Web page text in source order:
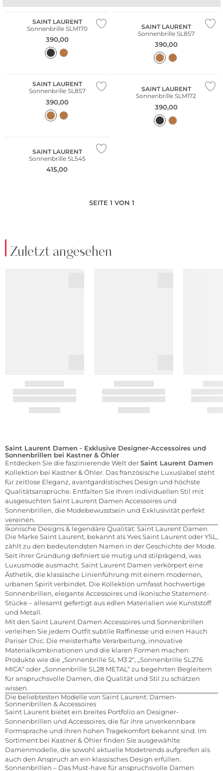
SAINT LAURENT
Sonnenbrille SLM170
390,00
SAINT LAURENT
Sonnenbrille SL857
390,00
SAINT LAURENT
Sonnenbrille SL857
390,00
SAINT LAURENT
Sonnenbrille SLM172
390,00
SAINT LAURENT
Sonnenbrille SL545
415,00
SEITE 1 VON 1
Zuletzt angesehen
Saint Laurent Damen - Exklusive Designer-Accessoires und
Sonnenbrillen bei Kastner & Öhler
Entdecken Sie die faszinierende Welt derSaint Laurent Damen
Kollektion bei Kastner & Öhler. Das französische Luxuslabel steht
für zeitlose Eleganz, avantgardistisches Design und höchste
Qualitätsansprüche. Entfalten Sie Ihren individuellen Stil mit
ausgesuchten Saint Laurent Damen Accessoires und
Sonnenbrillen, die Modebewusstsein und Exklusivität perfekt
vereinen.
Ikonische Designs & legendäre Qualität: Saint Laurent Damen
Die Marke Saint Laurent, bekannt als Yves Saint Laurent oder YSL,
zählt zu den bedeutendsten Namen in der Geschichte der Mode.
Seit ihrer Gründung definiert sie mutig und stilprägend, was
Luxusmode ausmacht. Saint Laurent Damen verkörpert eine
Ästhetik, die klassische Linienführung mit einem modernen,
urbanen Spirit verbindet. Die Kollektion umfasst hochwertige
Sonnenbrillen, elegante Accessoires und ikonische Statement-
Stücke – allesamt gefertigt aus edlen Materialien wie Kunststoff
und Metall.
Mit den Saint Laurent Damen Accessoires und Sonnenbrillen
verleihen Sie jedem Outfit subtile Raffinesse und einen Hauch
Pariser Chic. Die meisterhafte Verarbeitung, innovative
Materialkombinationen und die klaren Formen machen
Produkte wie die „Sonnenbrille SL M3 2“, „Sonnenbrille SL276
MICA“ oder „Sonnenbrille SL28 METAL“ zu begehrten Begleitern
für anspruchsvolle Damen, die Qualität und Stil zu schätzen
wissen.
Die beliebtesten Modelle von Saint Laurent: Damen-
Sonnenbrillen & Accessoires
Saint Laurent bietet ein breites Portfolio an Designer-
Sonnenbrillen und Accessoires, die für ihre unverkennbare
Formsprache und ihren hohen Tragekomfort bekannt sind. Im
Sortiment bei Kastner & Öhler finden Sie ausgewählte
Damenmodelle, die sowohl aktuelle Modetrends aufgreifen als
auch den Anspruch an ein klassisches Design erfüllen.
Sonnenbrillen – Das Must-have für anspruchsvolle Damen